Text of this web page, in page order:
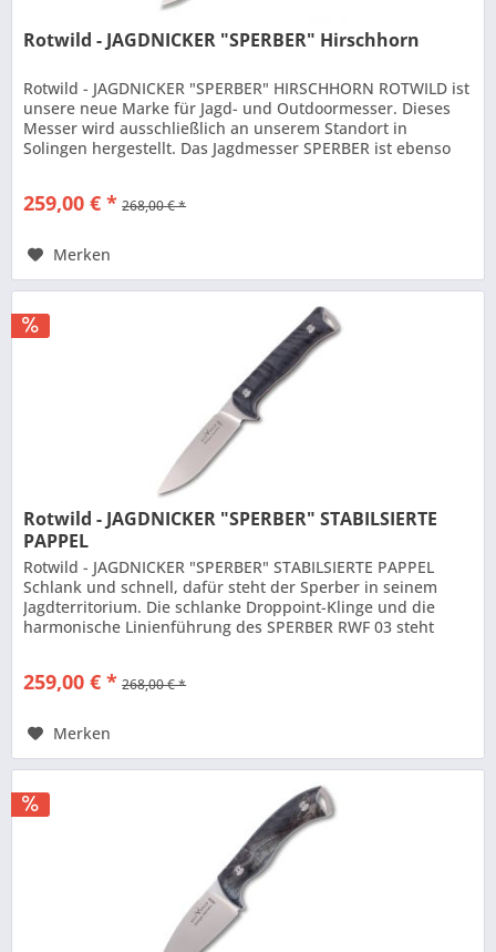
Rotwild - JAGDNICKER "SPERBER" Hirschhorn
Rotwild - JAGDNICKER "SPERBER" HIRSCHHORN ROTWILD ist
unsere neue Marke für Jagd- und Outdoormesser. Dieses
Messer wird ausschließlich an unserem Standort in
Solingen hergestellt. Das Jagdmesser SPERBER ist ebenso
259,00 € * 268,00 € *
Merken
Rotwild - JAGDNICKER "SPERBER" STABILSIERTE
PAPPEL
Rotwild - JAGDNICKER "SPERBER" STABILSIERTE PAPPEL
Schlank und schnell, dafür steht der Sperber in seinem
Jagdterritorium. Die schlanke Droppoint-Klinge und die
harmonische Linienführung des SPERBER RWF 03 steht
259,00 € * 268,00 € *
Merken